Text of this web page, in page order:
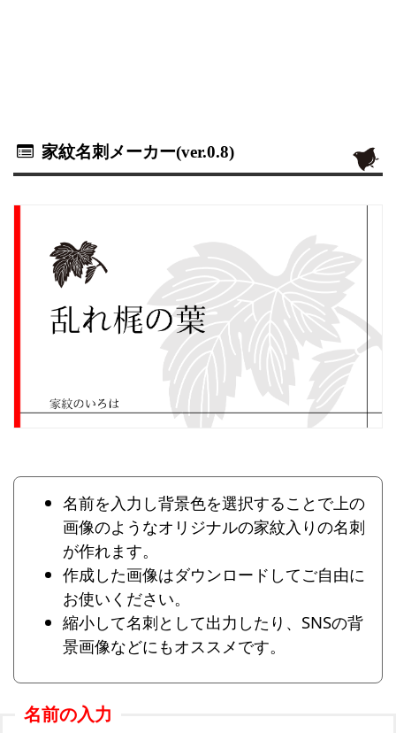
家紋名刺メーカー(ver.0.8)
名前を入力し背景色を選択することで上の
画像のようなオリジナルの家紋入りの名刺
が作れます。
作成した画像はダウンロードしてご自由に
お使いください。
縮小して名刺として出力したり、SNSの背
景画像などにもオススメです。
名前の入力